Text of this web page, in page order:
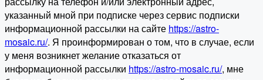
указанный мной при подписке через сервис подписки
информационной рассылки на сайте https://astro-
mosaic.ru/. Я проинформирован о том, что в случае, если
у меня возникнет желание отказаться от
информационной рассылки https://astro-mosaic.ru/, мне